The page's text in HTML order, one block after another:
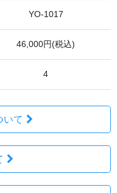
YO-1017
46,000円(税込)
4
いて